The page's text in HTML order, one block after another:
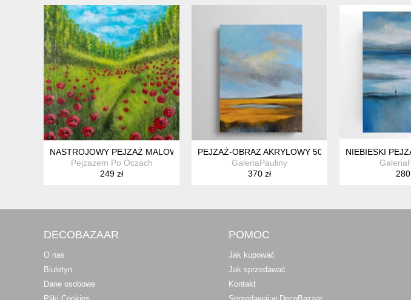
NASTROJOWY PEJZAŻ MALOWANY NA PŁÓTNIE - "WŚRÓD KARMINOWYCH MAKÓW"
Pejzażem Po Oczach
249 zł
PEJZAŻ-OBRAZ AKRYLOWY 50/40 CM
GaleriaPauliny
370 zł
NIEBIESKI
280
DECOBAZAAR
O nas
Biuletyn
Dane osobowe
Pliki Cookies
POMOC
Jak kupować
Jak sprzedawać
Kontakt
Sprzedawaj w DecoBazaar